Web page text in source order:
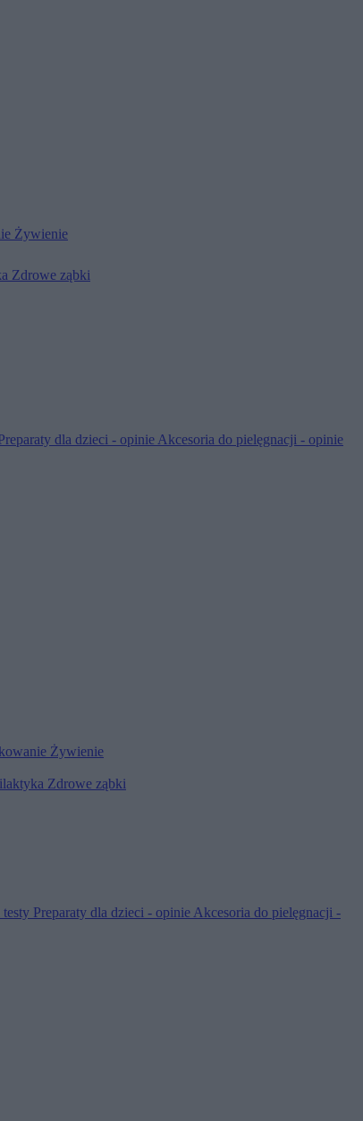
Żywienie
Zdrowe ząbki
dla dzieci - opinie Akcesoria do pielęgnacji - opinie
Żywienie
Zdrowe ząbki
Preparaty dla dzieci - opinieAkcesoria do pielęgnacji -